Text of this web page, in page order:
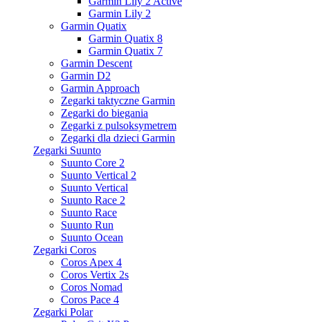
Garmin Lily 2
Garmin Quatix
Garmin Quatix 8
Garmin Quatix 7
Garmin Descent
Garmin D2
Garmin Approach
Zegarki taktyczne Garmin
Zegarki do biegania
Zegarki z pulsoksymetrem
Zegarki dla dzieci Garmin
Zegarki Suunto
Suunto Core 2
Suunto Vertical 2
Suunto Vertical
Suunto Race 2
Suunto Race
Suunto Run
Suunto Ocean
Zegarki Coros
Coros Apex 4
Coros Vertix 2s
Coros Nomad
Coros Pace 4
Zegarki Polar